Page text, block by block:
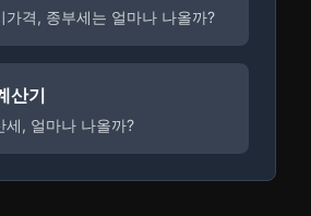
가격, 종부세는 얼마나 나올까?
산기
세, 얼마나 나올까?